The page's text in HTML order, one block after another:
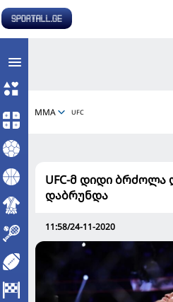
MMA UFC
UFC-მ დიდი ბრძოლა
დაბრუნდა
11:58/24-11-2020